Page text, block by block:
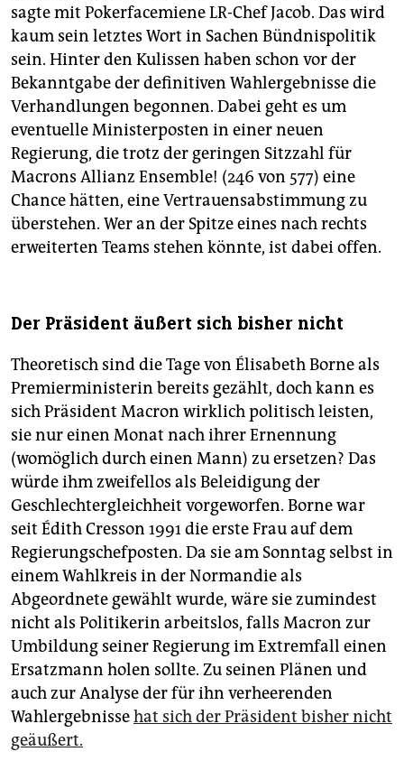
sagte mit Pokerfacemiene LR-Chef Jacob. Das wird
kaum sein letztes Wort in Sachen Bündnispolitik
sein. Hinter den Kulissen haben schon vor der
Bekanntgabe der definitiven Wahlergebnisse die
Verhandlungen begonnen. Dabei geht es um
eventuelle Ministerposten in einer neuen
Regierung, die trotz der geringen Sitzzahl für
Macrons Allianz Ensemble! (246 von 577) eine
Chance hätten, eine Vertrauensabstimmung zu
überstehen. Wer an der Spitze eines nach rechts
erweiterten Teams stehen könnte, ist dabei offen.
Der Präsident äußert sich bisher nicht
Theoretisch sind die Tage von Élisabeth Borne als
Premierministerin bereits gezählt, doch kann es
sich Präsident Macron wirklich politisch leisten,
sie nur einen Monat nach ihrer Ernennung
(womöglich durch einen Mann) zu ersetzen? Das
würde ihm zweifellos als Beleidigung der
Geschlechtergleichheit vorgeworfen. Borne war
seit Édith Cresson 1991 die erste Frau auf dem
Regierungschefposten. Da sie am Sonntag selbst in
einem Wahlkreis in der Normandie als
Abgeordnete gewählt wurde, wäre sie zumindest
nicht als Politikerin arbeitslos, falls Macron zur
Umbildung seiner Regierung im Extremfall einen
Ersatzmann holen sollte. Zu seinen Plänen und
auch zur Analyse der für ihn verheerenden
Wahlergebnissehat sich der Präsident bisher nicht
geäußert.